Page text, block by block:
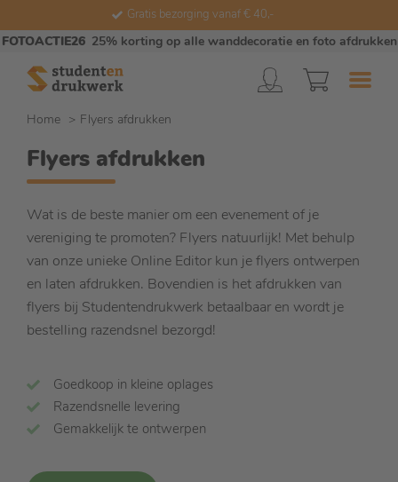
Gratis bezorging vanaf € 40,-
FOTOACTIE26 25% korting op alle wanddecoratie en foto afdrukken
Home Flyers afdrukken
Flyers afdrukken
Wat is de beste manier om een evenement of je
vereniging te promoten? Flyers natuurlijk! Met behulp
van onze unieke Online Editor kun je flyers ontwerpen
en laten afdrukken. Bovendien is het afdrukken van
flyers bij Studentendrukwerk betaalbaar en wordt je
bestelling razendsnel bezorgd!
Goedkoop in kleine oplages
Razendsnelle levering
Gemakkelijk te ontwerpen